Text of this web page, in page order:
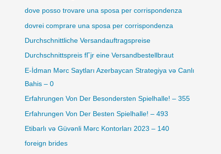
dove posso trovare una sposa per corrispondenza
dovrei comprare una sposa per corrispondenza
Durchschnittliche Versandauftragspreise
Durchschnittspreis fГјr eine Versandbestellbraut
E-İdman Mərc Saytları Azerbaycan Strategiya və Canlı
Bahis – 0
Erfahrungen Von Der Besondersten Spielhalle! – 355
Erfahrungen Von Der Besten Spielhalle! – 493
Etibarlı və Güvənli Mərc Kontorları 2023 – 140
foreign brides